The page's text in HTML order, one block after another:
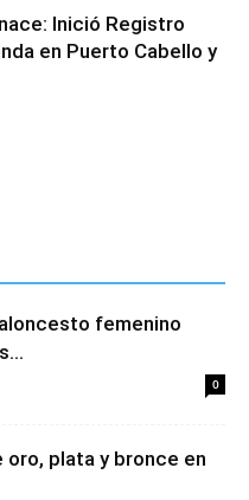
Inició Registro
en Puerto Cabello y
femenino
0
oro, plata y bronce en